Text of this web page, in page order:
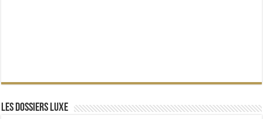
Les dossiers Luxe